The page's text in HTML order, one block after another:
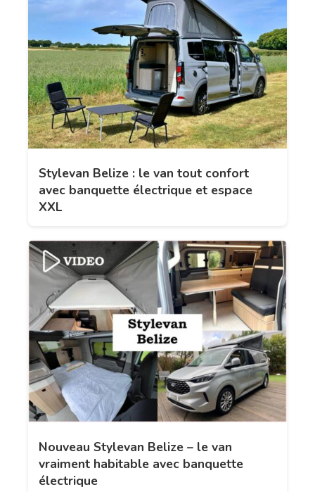
Stylevan Belize : le van tout confort
avec banquette électrique et espace
XXL
Nouveau Stylevan Belize – le van
vraiment habitable avec banquette
électrique